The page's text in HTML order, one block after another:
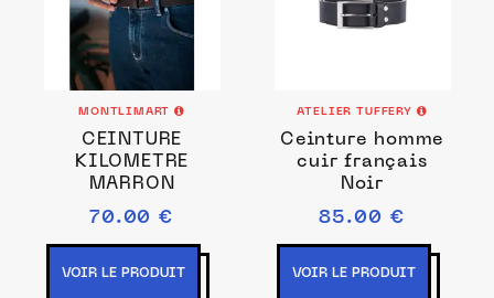
MONTLIMART
CEINTURE
KILOMETRE
MARRON
70.00 €
VOIR LE PRODUIT
ATELIER TUFFERY
Ceinture homme
cuir français
Noir
85.00 €
VOIR LE PRODUIT